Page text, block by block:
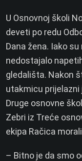
U Osnovnoj školi
deveti po redu
Dana žena. Iako
nedostajalo
gledališta. Nakon
utakmicu prijelazni
Druge osnovne
Zebri iz Treće
ekipa Račica
– Bitno je da smo